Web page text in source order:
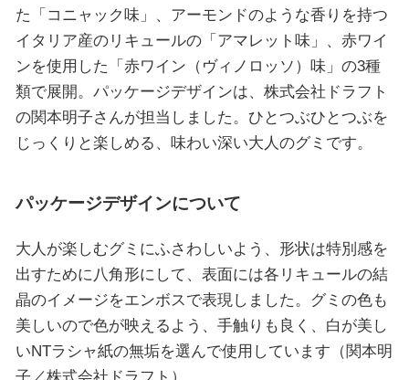
た「コニャック味」、アーモンドのような香りを持つ
イタリア産のリキュールの「アマレット味」、赤ワイ
ンを使用した「赤ワイン（ヴィノロッソ）味」の3種
類で展開。パッケージデザインは、株式会社ドラフト
の関本明子さんが担当しました。ひとつぶひとつぶを
じっくりと楽しめる、味わい深い大人のグミです。
パッケージデザインについて
大人が楽しむグミにふさわしいよう、形状は特別感を
出すために八角形にして、表面には各リキュールの結
晶のイメージをエンボスで表現しました。グミの色も
美しいので色が映えるよう、手触りも良く、白が美し
いNTラシャ紙の無垢を選んで使用しています（関本明